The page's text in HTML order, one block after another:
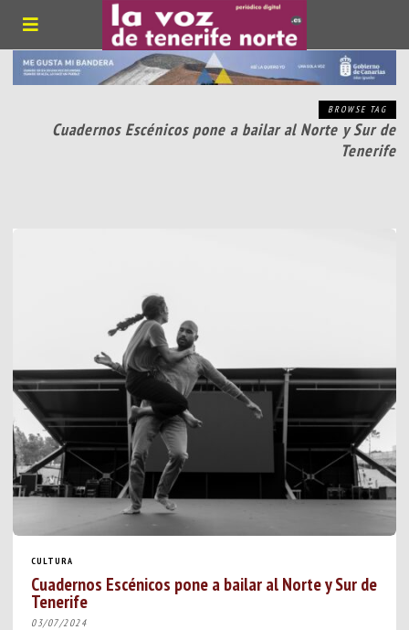
BROWSE TAG
Cuadernos Escénicos pone a bailar al Norte y Sur de
Tenerife
CULTURA
Cuadernos Escénicos pone a bailar al Norte y Sur de
Tenerife
03/07/2024